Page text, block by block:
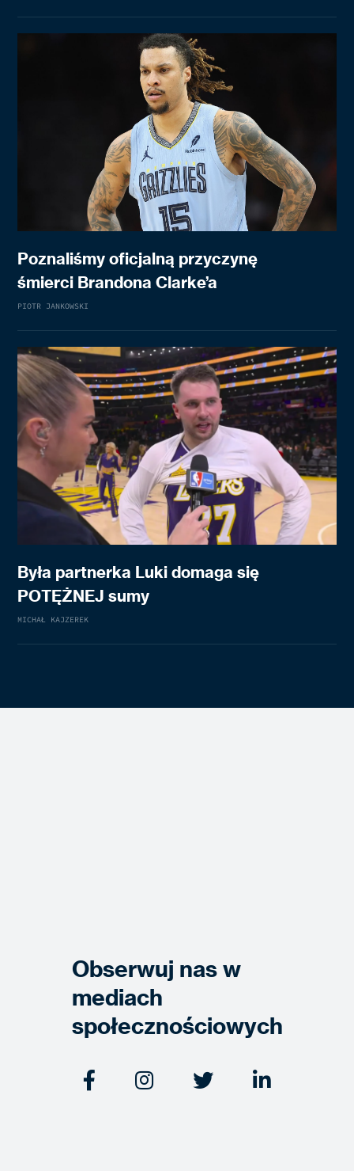
Poznaliśmy oficjalną przyczynę
śmierci Brandona Clarke’a
PIOTR JANKOWSKI
Była partnerka Luki domaga się
POTĘŻNEJ sumy
MICHAŁ KAJZEREK
Obserwuj nas w
mediach
społecznościowych
   